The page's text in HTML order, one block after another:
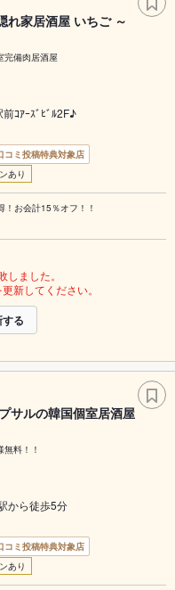
れ家居酒屋 いちご ～
完備肉居酒屋
前ｺｱｰｽﾞﾋﾞﾙ2F♪
コミ投稿特典対象店
あり
！お会計15％オフ！！
ました。
新してください。
る
サルの韓国個室居酒屋
料！！
から徒歩5分
コミ投稿特典対象店
あり